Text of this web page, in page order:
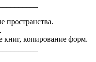
пространства.
книг, копирование форм.